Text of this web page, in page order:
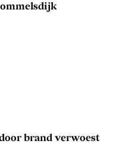
brand verwoest